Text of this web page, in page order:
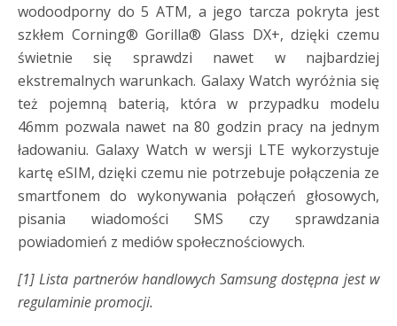
wodoodporny do 5 ATM, a jego tarcza pokryta jest
szkłem Corning® Gorilla® Glass DX+, dzięki czemu
świetnie się sprawdzi nawet w najbardziej
ekstremalnych warunkach. Galaxy Watch wyróżnia się
też pojemną baterią, która w przypadku modelu
46mm pozwala nawet na 80 godzin pracy na jednym
ładowaniu. Galaxy Watch w wersji LTE wykorzystuje
kartę eSIM, dzięki czemu nie potrzebuje połączenia ze
smartfonem do wykonywania połączeń głosowych,
pisania wiadomości SMS czy sprawdzania
powiadomień z mediów społecznościowych.
[1] Lista partnerów handlowych Samsung dostępna jest w
regulaminie promocji.